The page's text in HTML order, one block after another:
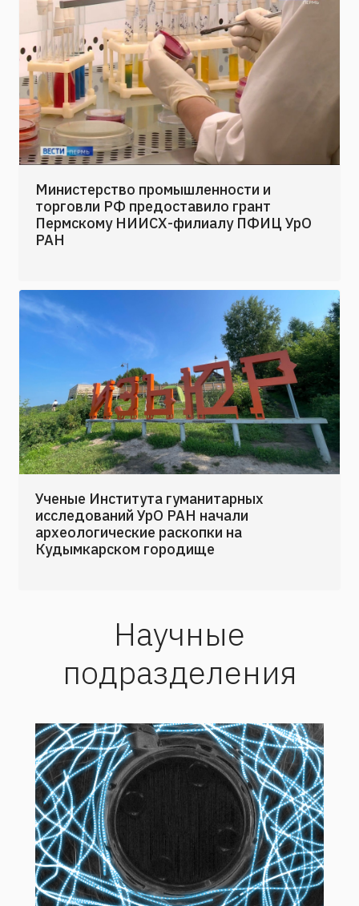
торговли РФ предоставило грант
Пермскому НИИСХ-филиалу ПФИЦ УрО
РАН
исследований УрО РАН начали
археологические раскопки на
Кудымкарском городище
Научные
подразделения